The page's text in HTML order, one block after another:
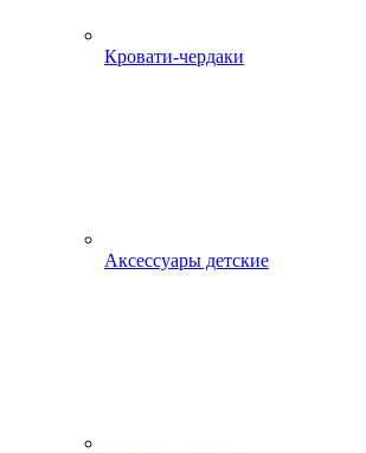
Кровати-чердаки
Аксессуары детские